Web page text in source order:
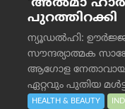
‘അൽമാ
പുറത്തിറക്കി
ന്യൂഡൽഹി: ഊർജ്ജ
സൗന്ദര്യാത്മക
ആഗോള
ഏറ്റവും പുതിയ
HEALTH & BEAUTY